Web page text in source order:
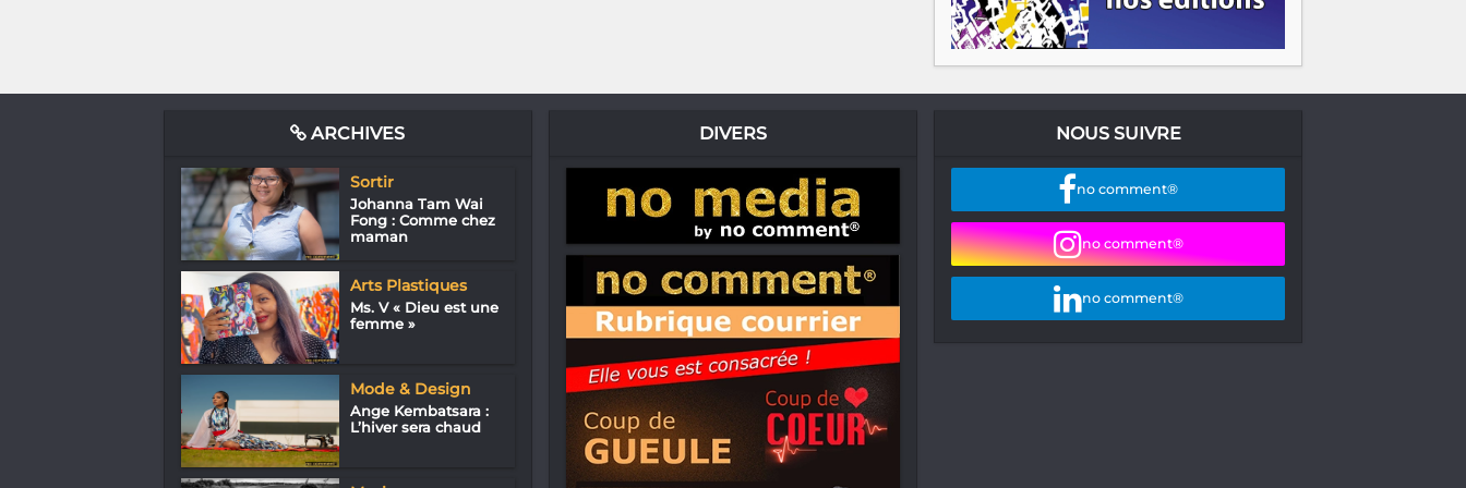
ARCHIVES
Sortir
Johanna Tam Wai
Fong : Comme chez
maman
Arts Plastiques
Ms. V « Dieu est une
femme »
Mode & Design
Ange Kembatsara :
L’hiver sera chaud
DIVERS NOUS SUIVRE
no comment®
no comment®
no comment®